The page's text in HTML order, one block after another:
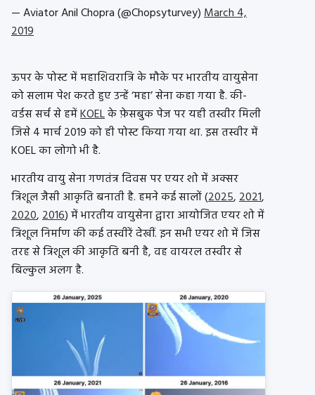
— Aviator Anil Chopra (@Chopsyturvey)March 4,
2019
ऊपर के पोस्ट में महाशिवरात्रि के मौके पर भारतीय वायुसेना
को सलाम पेश करते हुए उन्हें ‘महा’ सेना कहा गया है. की-
वर्डस सर्च से हमेंKOELके फ़ेसबुक पेज पर यही तस्वीर मिली
जिसे 4 मार्च 2019 को ही पोस्ट किया गया था. इस तस्वीर में
KOEL का लोगो भी है.
भारतीय वायु सेना गणतंत्र दिवस पर एयर शो में अक्सर
त्रिशूल जैसी आकृति बनाती है. हमने कई सालों (2025,2021,
2020,2016) में भारतीय वायुसेना द्वारा आयोजित एयर शो में
त्रिशूल निर्माण की कई तस्वीरें देखीं. इन सभी एयर शो में जिस
तरह से त्रिशूल की आकृति बनी है, वह वायरल तस्वीर से
बिल्कुल अलग है.